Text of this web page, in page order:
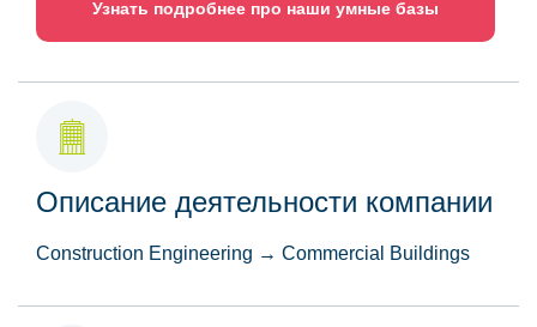
Узнать подробнее про наши умные базы
Описание деятельности компании
Construction Engineering → Commercial Buildings